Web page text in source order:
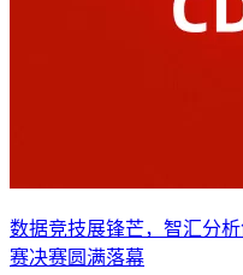
数据竞技展锋芒，智汇分
赛决赛圆满落幕